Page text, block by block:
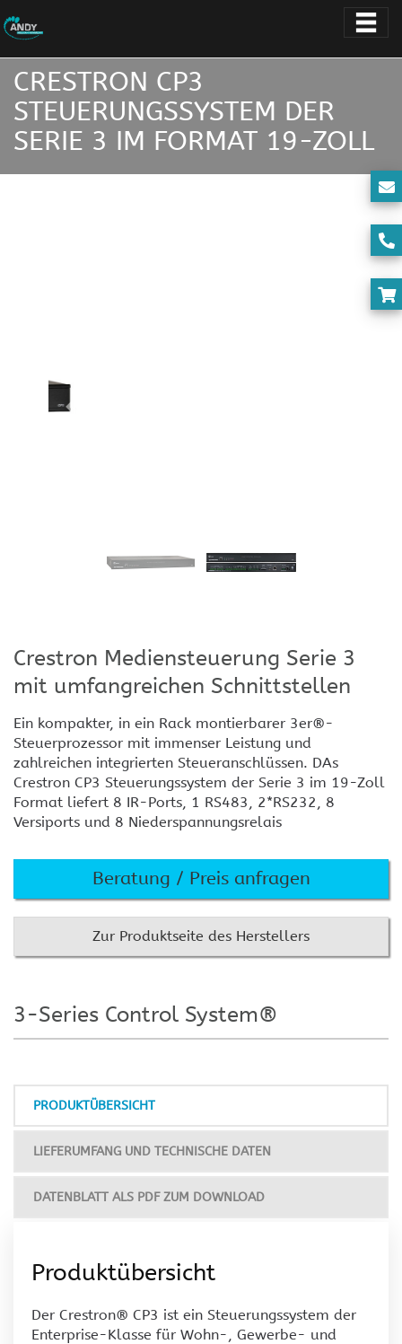
CRESTRON CP3
STEUERUNGSSYSTEM DER
SERIE 3 IM FORMAT 19-ZOLL
Crestron Mediensteuerung Serie 3
mit umfangreichen Schnittstellen
Ein kompakter, in ein Rack montierbarer 3er®-
Steuerprozessor mit immenser Leistung und
zahlreichen integrierten Steueranschlüssen. DAs
Crestron CP3 Steuerungssystem der Serie 3 im 19-Zoll
Format liefert 8 IR-Ports, 1 RS483, 2*RS232, 8
Versiports und 8 Niederspannungsrelais
Beratung / Preis anfragen
Zur Produktseite des Herstellers
3-Series Control System®
PRODUKTÜBERSICHT
LIEFERUMFANG UND TECHNISCHE DATEN
DATENBLATT ALS PDF ZUM DOWNLOAD
Produktübersicht
Der Crestron® CP3 ist ein Steuerungssystem der
Enterprise-Klasse für Wohn-, Gewerbe- und